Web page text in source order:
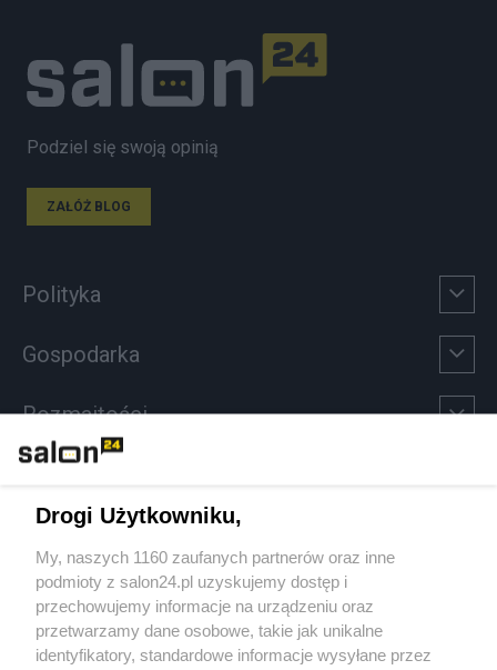
Podziel się swoją opinią
ZAŁÓŻ BLOG
Polityka
Gospodarka
Rozmaitości
Sport
Społeczeństwo
Kultura
Drogi Użytkowniku,
My, naszych 1160 zaufanych partnerów oraz inne
podmioty z salon24.pl uzyskujemy dostęp i
przechowujemy informacje na urządzeniu oraz
przetwarzamy dane osobowe, takie jak unikalne
identyfikatory, standardowe informacje wysyłane przez